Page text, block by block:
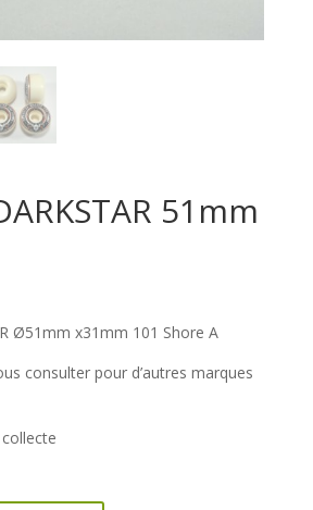
51mm
Ø51mm x31mm 101 Shore A
consulter pour d’autres marques